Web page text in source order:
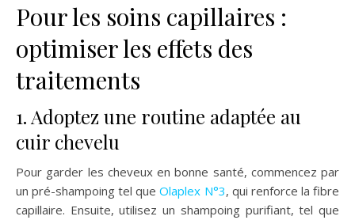
Pour les soins capillaires :
optimiser les effets des
traitements
1. Adoptez une routine adaptée au
cuir chevelu
Pour garder les cheveux en bonne santé, commencez par
un pré-shampoing tel queOlaplex N°3, qui renforce la fibre
capillaire. Ensuite, utilisez un shampoing purifiant, tel que